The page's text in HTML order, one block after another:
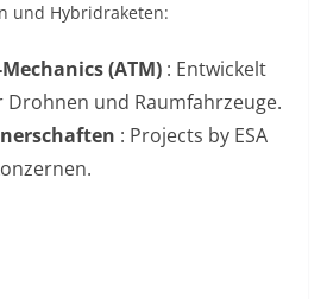
und Hybridraketen:
(ATM) : Entwickelt
Drohnen und Raumfahrzeuge.
: Projects by ESA